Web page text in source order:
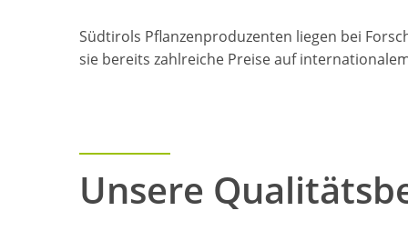
Südtirols Pflanzenproduzenten liegen bei
sie bereits zahlreiche Preise auf
Unsere